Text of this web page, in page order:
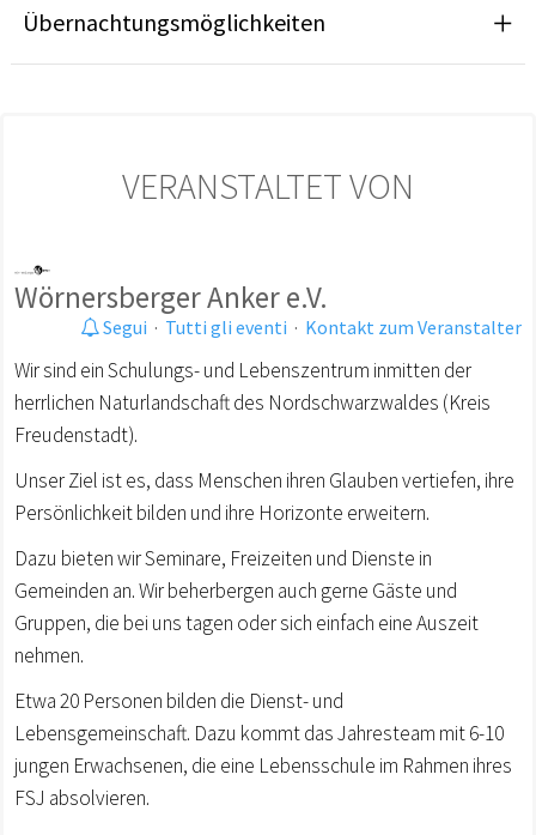
Übernachtungsmöglichkeiten
VERANSTALTET VON
Wörnersberger Anker e.V.
Segui · Tutti gli eventi · Kontakt zum Veranstalter
Wir sind ein Schulungs- und Lebenszentrum inmitten der
herrlichen Naturlandschaft des Nordschwarzwaldes (Kreis
Freudenstadt).
Unser Ziel ist es, dass Menschen ihren Glauben vertiefen, ihre
Persönlichkeit bilden und ihre Horizonte erweitern.
Dazu bieten wir Seminare, Freizeiten und Dienste in
Gemeinden an. Wir beherbergen auch gerne Gäste und
Gruppen, die bei uns tagen oder sich einfach eine Auszeit
nehmen.
Etwa 20 Personen bilden die Dienst- und
Lebensgemeinschaft. Dazu kommt das Jahresteam mit 6-10
jungen Erwachsenen, die eine Lebensschule im Rahmen ihres
FSJ absolvieren.